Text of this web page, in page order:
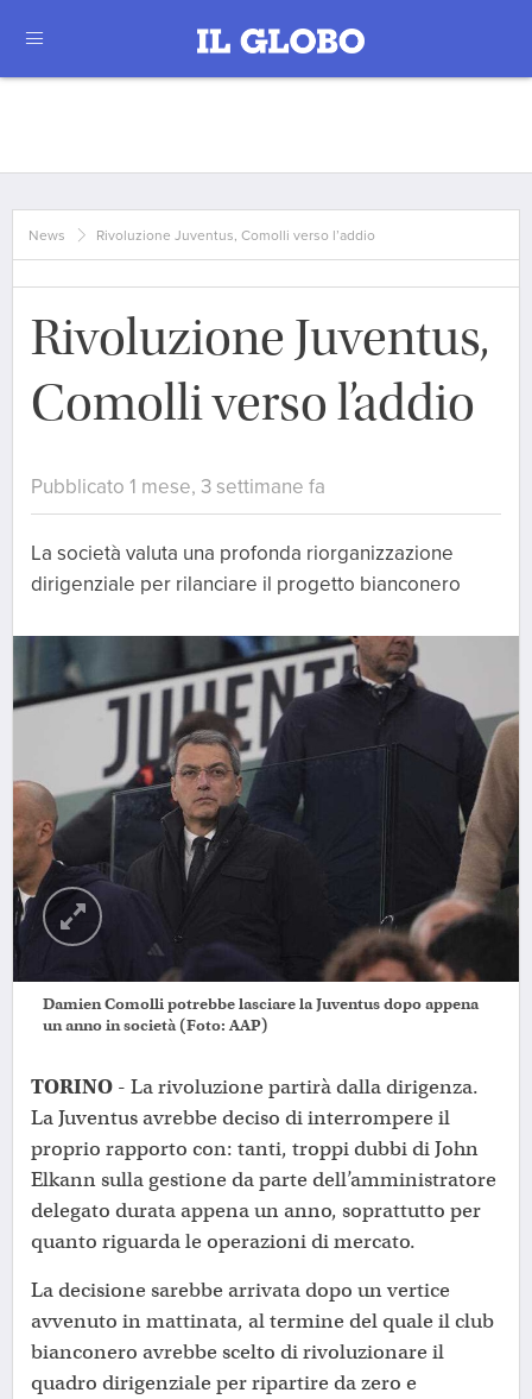
News Rivoluzione Juventus, Comolli verso l’addio
Rivoluzione Juventus,
Comolli verso l’addio
Pubblicato 1 mese, 3 settimane fa
La società valuta una profonda riorganizzazione
dirigenziale per rilanciare il progetto bianconero
Damien Comolli potrebbe lasciare la Juventus dopo appena
un anno in società (Foto: AAP)
TORINO - La rivoluzione partirà dalla dirigenza.
La Juventus avrebbe deciso di interrompere il
proprio rapporto con: tanti, troppi dubbi di John
Elkann sulla gestione da parte dell’amministratore
delegato durata appena un anno, soprattutto per
quanto riguarda le operazioni di mercato.
La decisione sarebbe arrivata dopo un vertice
avvenuto in mattinata, al termine del quale il club
bianconero avrebbe scelto di rivoluzionare il
quadro dirigenziale per ripartire da zero e